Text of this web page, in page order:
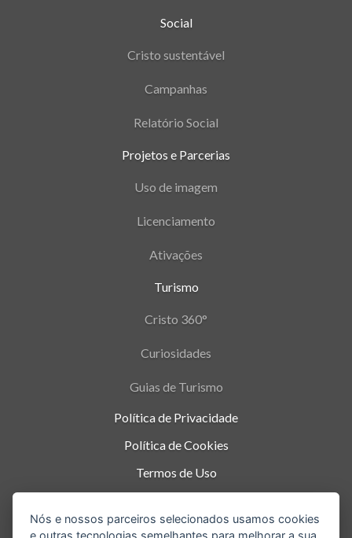
Social
Cristo sustentável
Campanhas
Relatório Social
Projetos e Parcerias
Uso de imagem
Licenciamento
Ativações
Turismo
Cristo 360°
Curiosidades
Guias de Turismo
Política de Privacidade
Política de Cookies
Termos de Uso
Rio de Janeiro-RJ
Nós e nossos parceiros selecionados usamos cookies
e outras tecnologias semelhantes para melhorar a sua